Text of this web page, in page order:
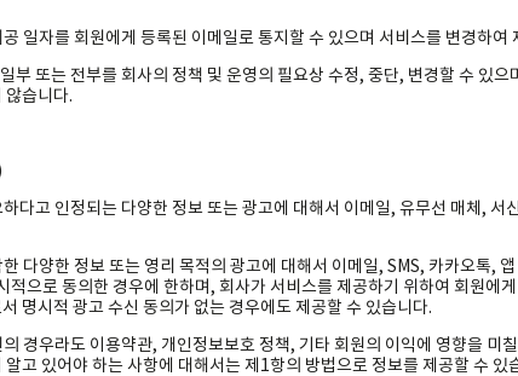
일자를 회원에게 등록된 이메일로 통지할 수 있으며 서비스를 변경하여
부 또는 전부를 회사의 정책 및 운영의 필요상 수정, 중단, 변경할 수 있으
않습니다.
다고 인정되는 다양한 정보 또는 광고에 대해서 이메일, 유무선 매체, 서
다양한 정보 또는 영리 목적의 광고에 대해서 이메일, SMS, 카카오톡,
적으로 동의한 경우에 한하며, 회사가 서비스를 제공하기 위하여 회원에
명시적 광고 수신 동의가 없는 경우에도 제공할 수 있습니다.
경우라도 이용약관, 개인정보보호 정책, 기타 회원의 이익에 영향을 미
고 있어야 하는 사항에 대해서는 제1항의 방법으로 정보를 제공할 수 있